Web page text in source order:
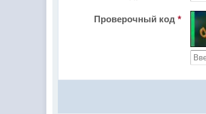
Проверочный код*